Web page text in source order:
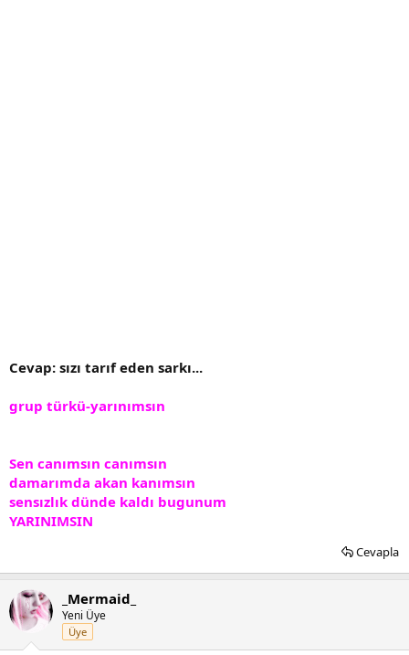
Cevap: sızı tarıf eden sarkı...
grup türkü-yarınımsın
Sen canımsın canımsın
damarımda akan kanımsın
sensızlık dünde kaldı bugunum
YARINIMSIN
Cevapla
_Mermaid_
Yeni Üye
Üye